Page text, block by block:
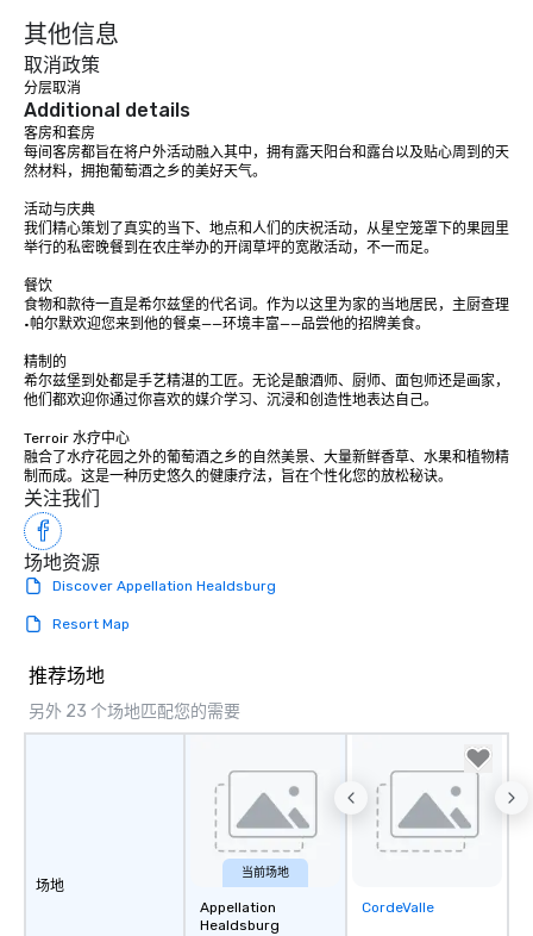
其他信息
取消政策
分层取消
Additional details
客房和套房
每间客房都旨在将户外活动融入其中，拥有露天阳台和露台以及贴心周到的天
然材料，拥抱葡萄酒之乡的美好天气。
活动与庆典
我们精心策划了真实的当下、地点和人们的庆祝活动，从星空笼罩下的果园里
举行的私密晚餐到在农庄举办的开阔草坪的宽敞活动，不一而足。
餐饮
食物和款待一直是希尔兹堡的代名词。作为以这里为家的当地居民，主厨查理
·帕尔默欢迎您来到他的餐桌——环境丰富——品尝他的招牌美食。
精制的
希尔兹堡到处都是手艺精湛的工匠。无论是酿酒师、厨师、面包师还是画家，
他们都欢迎你通过你喜欢的媒介学习、沉浸和创造性地表达自己。
Terroir 水疗中心
融合了水疗花园之外的葡萄酒之乡的自然美景、大量新鲜香草、水果和植物精
制而成。这是一种历史悠久的健康疗法，旨在个性化您的放松秘诀。
关注我们
场地资源
Discover Appellation Healdsburg
Resort Map
推荐场地
另外 23 个场地匹配您的需要
场地
当前场地
Appellation
Healdsburg
Removed from
CordeValle